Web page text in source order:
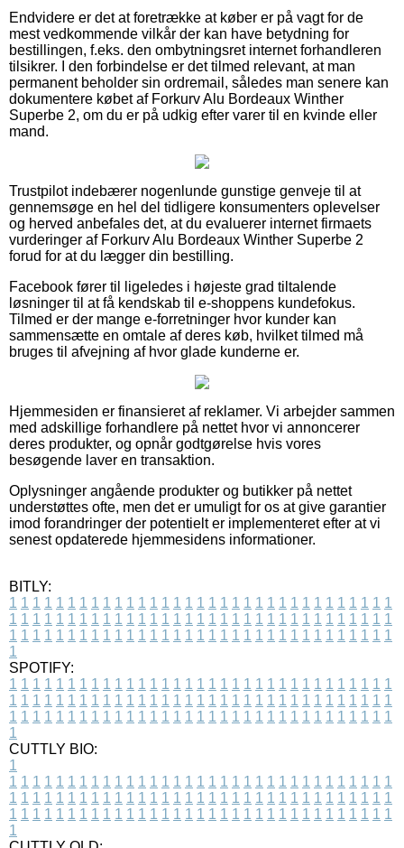
Endvidere er det at foretrække at køber er på vagt for de
mest vedkommende vilkår der kan have betydning for
bestillingen, f.eks. den ombytningsret internet forhandleren
tilsikrer. I den forbindelse er det tilmed relevant, at man
permanent beholder sin ordremail, således man senere kan
dokumentere købet af Forkurv Alu Bordeaux Winther
Superbe 2, om du er på udkig efter varer til en kvinde eller
mand.
Trustpilot indebærer nogenlunde gunstige genveje til at
gennemsøge en hel del tidligere konsumenters oplevelser
og herved anbefales det, at du evaluerer internet firmaets
vurderinger af Forkurv Alu Bordeaux Winther Superbe 2
forud for at du lægger din bestilling.
Facebook fører til ligeledes i højeste grad tiltalende
løsninger til at få kendskab til e-shoppens kundefokus.
Tilmed er der mange e-forretninger hvor kunder kan
sammensætte en omtale af deres køb, hvilket tilmed må
bruges til afvejning af hvor glade kunderne er.
Hjemmesiden er finansieret af reklamer. Vi arbejder sammen
med adskillige forhandlere på nettet hvor vi annoncerer
deres produkter, og opnår godtgørelse hvis vores
besøgende laver en transaktion.
Oplysninger angående produkter og butikker på nettet
understøttes ofte, men det er umuligt for os at give garantier
imod forandringer der potentielt er implementeret efter at vi
senest opdaterede hjemmesidens informationer.
BITLY:
1 1 1 1 1 1 1 1 1 1 1 1 1 1 1 1 1 1 1 1 1 1 1 1 1 1 1 1 1 1 1 1 1
1 1 1 1 1 1 1 1 1 1 1 1 1 1 1 1 1 1 1 1 1 1 1 1 1 1 1 1 1 1 1 1 1
1 1 1 1 1 1 1 1 1 1 1 1 1 1 1 1 1 1 1 1 1 1 1 1 1 1 1 1 1 1 1 1 1
1
SPOTIFY:
1 1 1 1 1 1 1 1 1 1 1 1 1 1 1 1 1 1 1 1 1 1 1 1 1 1 1 1 1 1 1 1 1
1 1 1 1 1 1 1 1 1 1 1 1 1 1 1 1 1 1 1 1 1 1 1 1 1 1 1 1 1 1 1 1 1
1 1 1 1 1 1 1 1 1 1 1 1 1 1 1 1 1 1 1 1 1 1 1 1 1 1 1 1 1 1 1 1 1
1
CUTTLY BIO:
1
1 1 1 1 1 1 1 1 1 1 1 1 1 1 1 1 1 1 1 1 1 1 1 1 1 1 1 1 1 1 1 1 1
1 1 1 1 1 1 1 1 1 1 1 1 1 1 1 1 1 1 1 1 1 1 1 1 1 1 1 1 1 1 1 1 1
1 1 1 1 1 1 1 1 1 1 1 1 1 1 1 1 1 1 1 1 1 1 1 1 1 1 1 1 1 1 1 1 1
1